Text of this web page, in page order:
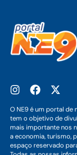
O NE9 é um portal de
tem o objetivo de
mais importante nos
a economia, turismo,
espaço reservado